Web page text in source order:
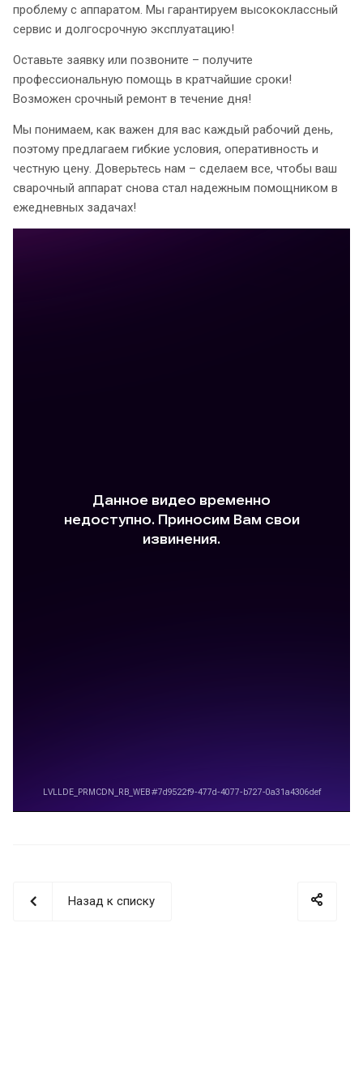
проблему с аппаратом. Мы гарантируем высококлассный
сервис и долгосрочную эксплуатацию!
Оставьте заявку или позвоните – получите
профессиональную помощь в кратчайшие сроки!
Возможен срочный ремонт в течение дня!
Мы понимаем, как важен для вас каждый рабочий день,
поэтому предлагаем гибкие условия, оперативность и
честную цену. Доверьтесь нам – сделаем все, чтобы ваш
сварочный аппарат снова стал надежным помощником в
ежедневных задачах!
Назад к списку